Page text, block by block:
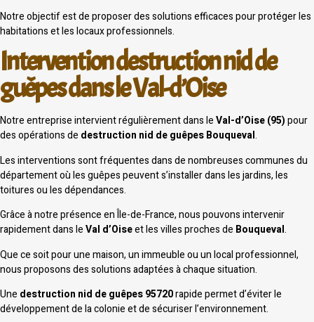
Notre objectif est de proposer des solutions efficaces pour protéger les
habitations et les locaux professionnels.
Intervention destruction nid de
guêpes dans le Val-d’Oise
Notre entreprise intervient régulièrement dans leVal-d’Oise (95)pour
des opérations de destruction nid de guêpes Bouqueval.
Les interventions sont fréquentes dans de nombreuses communes du
département où les guêpes peuvent s’installer dans les jardins, les
toitures ou les dépendances.
Grâce à notre présence en Île-de-France, nous pouvons intervenir
rapidement dans leVal d’Oiseet les villes proches de Bouqueval.
Que ce soit pour une maison, un immeuble ou un local professionnel,
nous proposons des solutions adaptées à chaque situation.
Une destruction nid de guêpes 95720rapide permet d’éviter le
développement de la colonie et de sécuriser l’environnement.